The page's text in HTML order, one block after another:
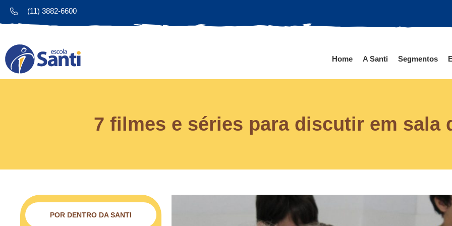
(11) 3882-6600
Home A Santi Segmentos
7 filmes e séries para discutir em sala
POR DENTRO DA SANTI